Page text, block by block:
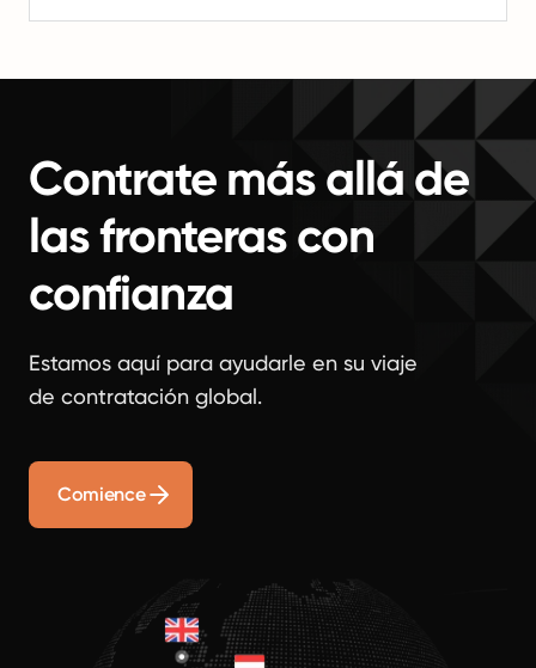
Contrate más allá de
las fronteras con
confianza
Estamos aquí para ayudarle en su viaje
de contratación global.
Comience